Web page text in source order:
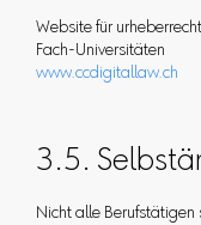
Website für
Fach-Universitäten
www.ccdigitallaw.ch
3.5.
Nicht alle Berufstätigen